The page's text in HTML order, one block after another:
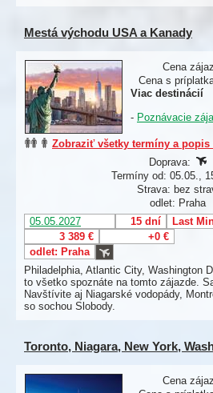
Mestá východu USA a Kanady
Cena
Cena s
Viac destinácií
- Poznávacie
Zobraziť všetky termíny a popis
Doprava:
Termíny od: 05.05.,
Strava: bez
odlet: Praha
05.05.2027
15 dní
Last
3 389 €
+0 €
odlet: Praha
Philadelphia, Atlantic City, Washington
to všetko spoznáte na tomto zájazde.
Navštívite aj Niagarské vodopády,
so sochou Slobody.
Toronto, Niagara, New York,
Cena